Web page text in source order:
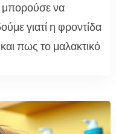
μπορούσε να
γιατί η φροντίδα
πως το μαλακτικό